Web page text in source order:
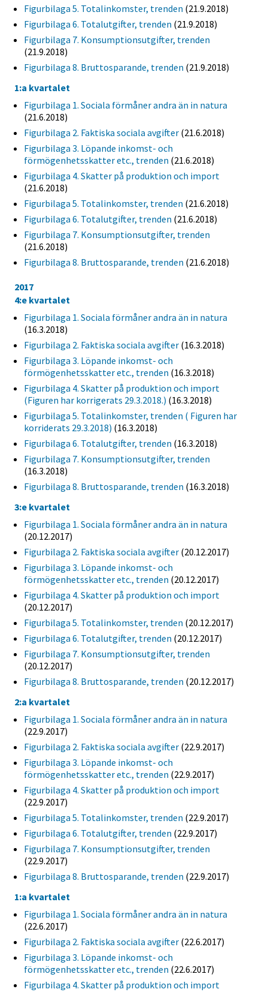
Figurbilaga 5. Totalinkomster, trenden (21.9.2018)
Figurbilaga 6. Totalutgifter, trenden (21.9.2018)
Figurbilaga 7. Konsumptionsutgifter, trenden
(21.9.2018)
Figurbilaga 8. Bruttosparande, trenden (21.9.2018)
1:a kvartalet
Figurbilaga 1. Sociala förmåner andra än in natura
(21.6.2018)
Figurbilaga 2. Faktiska sociala avgifter (21.6.2018)
Figurbilaga 3. Löpande inkomst- och
förmögenhetsskatter etc., trenden (21.6.2018)
Figurbilaga 4. Skatter på produktion och import
(21.6.2018)
Figurbilaga 5. Totalinkomster, trenden (21.6.2018)
Figurbilaga 6. Totalutgifter, trenden (21.6.2018)
Figurbilaga 7. Konsumptionsutgifter, trenden
(21.6.2018)
Figurbilaga 8. Bruttosparande, trenden (21.6.2018)
2017
4:e kvartalet
Figurbilaga 1. Sociala förmåner andra än in natura
(16.3.2018)
Figurbilaga 2. Faktiska sociala avgifter (16.3.2018)
Figurbilaga 3. Löpande inkomst- och
förmögenhetsskatter etc., trenden (16.3.2018)
Figurbilaga 4. Skatter på produktion och import
(Figuren har korrigerats 29.3.2018.) (16.3.2018)
Figurbilaga 5. Totalinkomster, trenden ( Figuren har
korriderats 29.3.2018) (16.3.2018)
Figurbilaga 6. Totalutgifter, trenden (16.3.2018)
Figurbilaga 7. Konsumptionsutgifter, trenden
(16.3.2018)
Figurbilaga 8. Bruttosparande, trenden (16.3.2018)
3:e kvartalet
Figurbilaga 1. Sociala förmåner andra än in natura
(20.12.2017)
Figurbilaga 2. Faktiska sociala avgifter (20.12.2017)
Figurbilaga 3. Löpande inkomst- och
förmögenhetsskatter etc., trenden (20.12.2017)
Figurbilaga 4. Skatter på produktion och import
(20.12.2017)
Figurbilaga 5. Totalinkomster, trenden (20.12.2017)
Figurbilaga 6. Totalutgifter, trenden (20.12.2017)
Figurbilaga 7. Konsumptionsutgifter, trenden
(20.12.2017)
Figurbilaga 8. Bruttosparande, trenden (20.12.2017)
2:a kvartalet
Figurbilaga 1. Sociala förmåner andra än in natura
(22.9.2017)
Figurbilaga 2. Faktiska sociala avgifter (22.9.2017)
Figurbilaga 3. Löpande inkomst- och
förmögenhetsskatter etc., trenden (22.9.2017)
Figurbilaga 4. Skatter på produktion och import
(22.9.2017)
Figurbilaga 5. Totalinkomster, trenden (22.9.2017)
Figurbilaga 6. Totalutgifter, trenden (22.9.2017)
Figurbilaga 7. Konsumptionsutgifter, trenden
(22.9.2017)
Figurbilaga 8. Bruttosparande, trenden (22.9.2017)
1:a kvartalet
Figurbilaga 1. Sociala förmåner andra än in natura
(22.6.2017)
Figurbilaga 2. Faktiska sociala avgifter (22.6.2017)
Figurbilaga 3. Löpande inkomst- och
förmögenhetsskatter etc., trenden (22.6.2017)
Figurbilaga 4. Skatter på produktion och import